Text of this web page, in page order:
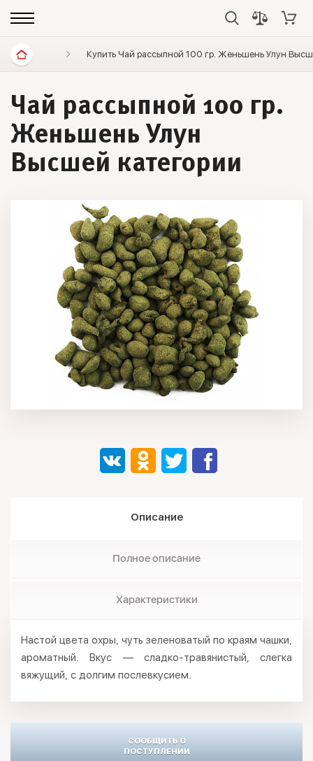
Диетические продукты Элитный чай Улун
Купить Чай рассыпной 100 гр. Женьшень Улун
Чай рассыпной 100 гр.
Женьшень Улун
Высшей категории
Описание
Полное описание
Характеристики
Настой цвета охры, чуть зеленоватый по краям чашки,
ароматный. Вкус — сладко-травянистый, слегка
вяжущий, с долгим послевкусием.
СООБЩИТЬ О
ПОСТУПЛЕНИИ